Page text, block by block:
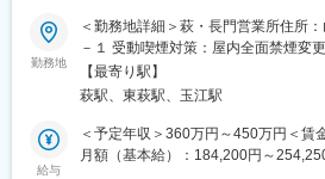
変更の範囲：会社の定める業務
べ、対策を講じる
・工場品質監査（品質向上を図る為
※社内業務だけでなく、顧客先へ直接
※海外工場とのやり取りも発生します
英語力は不要です。
■組織構成：6名（男性３名・女性3名
ジニアです。
◎プライム上場ホシザキグループ！
◎出張なし・夜間対応ほとんどなしで
環境
■業務内容：
勤務地
＜勤務地詳細＞萩・長門営業所住所
－１ 受動喫煙対策：屋内全面禁煙変
所【最寄り駅】
萩駅、東萩駅、玉江駅
給与
＜予定年収＞360万円～450万円＜賃
月額（基本給）：184,200円～